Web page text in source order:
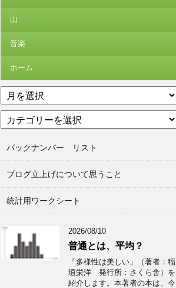
山
音楽
ホーム
ア
ー
イ
テ
リバックナンバー リスト
ブログ立上げについて思うこと
統計用ワークシート
2026/08/10
普通とは、平均？
「多様性は美しい」（著者：稲
垣栄洋 発行所：さくら舎）を
紹介します。本著者の本は、今